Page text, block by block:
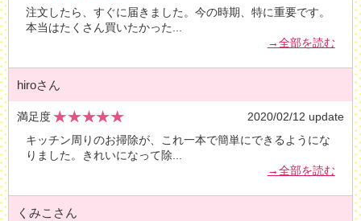
注文したら、すぐに届きました。今の時期、特に重要です。
本当はたくさん買いたかった
→全部を読む
hiroさん
満足度
2020/02/12 update
キッチン周りのお掃除が、これ一本で簡単にできるようにな
りました。きれいになって除
→全部を読む
くみこさん